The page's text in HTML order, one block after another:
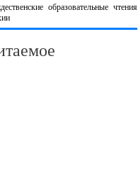
образовательные чтения